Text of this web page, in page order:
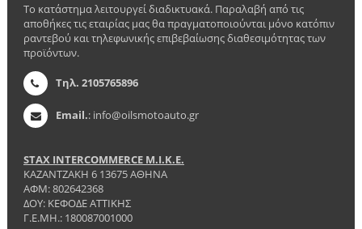
Το κατάστημα λειτουργεί διαδικτυακά. Παραλαβή από τις
αποθήκες τις εταιρίας μας θα πραγματοποιούνται μόνο κατόπιν
ραντεβού και τηλεφωνικής επιβεβαίωσης διαθεσιμότητας των
προϊόντων.
Τηλ. 2105765896
Email.: info@oilsmotoauto.gr
STAX INTERCOMMERCE Μ.Ι.Κ.Ε.
ΚΑΖΑΝΤΖΑΚΗ 6 13675 ΑΘΗΝΑ
ΑΦΜ: 802642368
ΔΟΥ: ΚΕΦΟΔΕ ΑΤΤΙΚΗΣ
Γ.Ε.ΜΗ.: 180087001000